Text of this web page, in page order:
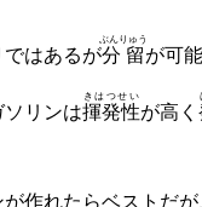
はあるが分留
ぶんりゅう
が可
リンは揮発性
きはつせい
が高く
作れたらベストだが